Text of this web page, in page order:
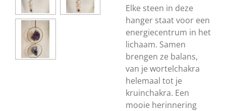
Elke steen in deze
hanger staat voor een
energiecentrum in het
lichaam. Samen
brengen ze balans,
van je wortelchakra
helemaal tot je
kruinchakra. Een
mooie herinnering